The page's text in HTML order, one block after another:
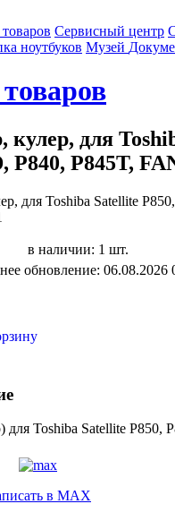
Сервисный центр
ноутбуков Музей
кулер, для
P840, P845T,
в наличии: 1 шт.
обновление: 06.08.2026
для Toshiba Satellite P850,
в MAX